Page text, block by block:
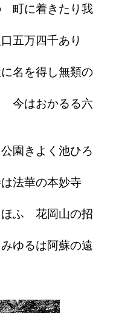
町に着きたり我
万四千あり
名を得し無類の
はおかるる六
園きよく池ひろ
華の本妙寺
ふ 花岡山の招
るは阿蘇の遠